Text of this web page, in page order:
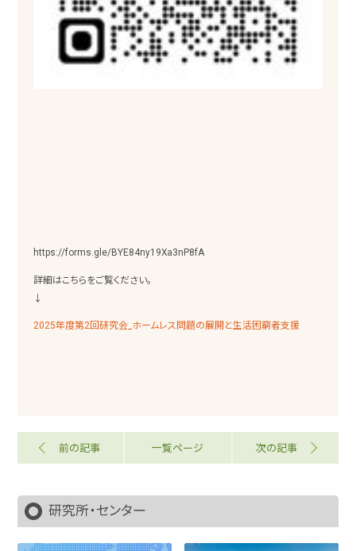
https://forms.gle/BYE84ny19Xa3nP8fA
詳細はこちらをご覧ください。
↓
2025年度第2回研究会_ホームレス問題の展開と生活困窮者支援
前の記事 一覧ページ 次の記事
研究所・センター